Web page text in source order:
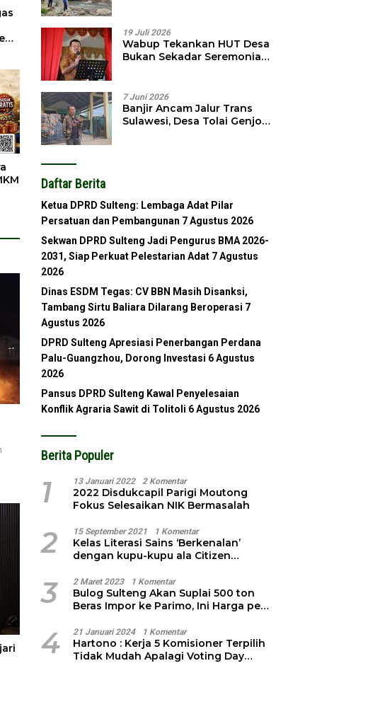
19 Juli 2026
Wabup Tekankan HUT Desa
Bukan Sekadar Seremonial,
7 Juni 2026
Banjir Ancam Jalur Trans
Sulawesi, Desa Tolai Genjot
Daftar Berita
Ketua DPRD Sulteng: Lembaga Adat Pilar
Persatuan dan Pembangunan 7 Agustus 2026
Sekwan DPRD Sulteng Jadi Pengurus BMA 2026-
2031, Siap Perkuat Pelestarian Adat 7 Agustus
2026
Dinas ESDM Tegas: CV BBN Masih Disanksi,
Tambang Sirtu Baliara Dilarang Beroperasi 7
Agustus 2026
DPRD Sulteng Apresiasi Penerbangan Perdana
Palu-Guangzhou, Dorong Investasi 6 Agustus
2026
Pansus DPRD Sulteng Kawal Penyelesaian
Konflik Agraria Sawit di Tolitoli 6 Agustus 2026
Berita Populer
1 13 Januari 2022 2 Komentar
2022 Disdukcapil Parigi Moutong
Fokus Selesaikan NIK Bermasalah
2 15 September 2021 1 Komentar
Kelas Literasi Sains ‘Berkenalan’
dengan kupu-kupu ala Citizen
3 2 Maret 2023 1 Komentar
Bulog Sulteng Akan Suplai 500 ton
Beras Impor ke Parimo, Ini Harga per
4 21 Januari 2024 1 Komentar
Hartono : Kerja 5 Komisioner Terpilih
Tidak Mudah Apalagi Voting Day